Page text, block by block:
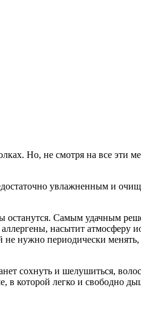
Но, не смотря на все эти
увлажненным и
останутся. Самым удачным
насытит атмосферу
нужно периодически менять,
сохнуть и шелушиться,
в которой легко и свободно